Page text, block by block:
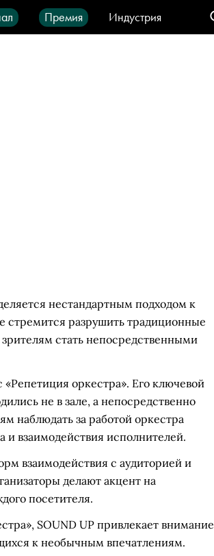
Премия
Индустрия
IT-продукты
нестандартным подходом к
стремится разрушить традиционные
стать непосредственными
оркестра». Его ключевой
не в зале, а непосредственно
наблюдать за работой оркестра
и взаимодействия исполнителей.
взаимодействия с аудиторией и
делают акцент на
посетителя.
SOUND UP привлекает внимание
к необычным впечатлениям.